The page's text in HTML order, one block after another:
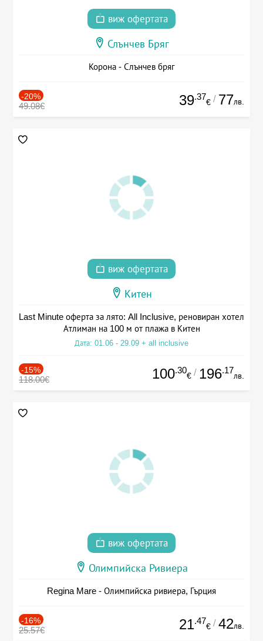
виж офертата
Слънчев Бряг
Корона - Слънчев бряг
-20%
49.08€ 39.37
€ / 77лв.
виж офертата
Китен
Last Minute оферта за лято: All Inclusive, реновиран хотел
Атлиман на 100 м от плажа в Китен
Дата: 01.06 - 29.09 + all inclusive
-15%
118.00€ 100.30
€ / 196.17
лв.
виж офертата
Олимпийска Ривиера
Regina Mare - Олимпийска ривиера, Гърция
-16%
25.57€ 21.47
€ / 42лв.